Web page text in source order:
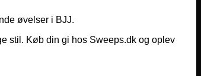
øvelser i BJJ.
stil. Køb din gi hos Sweeps.dk og oplev